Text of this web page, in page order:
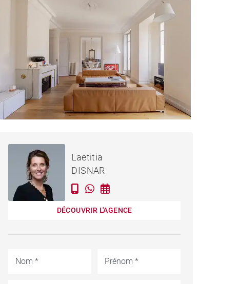
APPARTEMENT BORDEAUX
- 188 M²Laetitia
DISNAR
DÉCOUVRIR L'AGENCE